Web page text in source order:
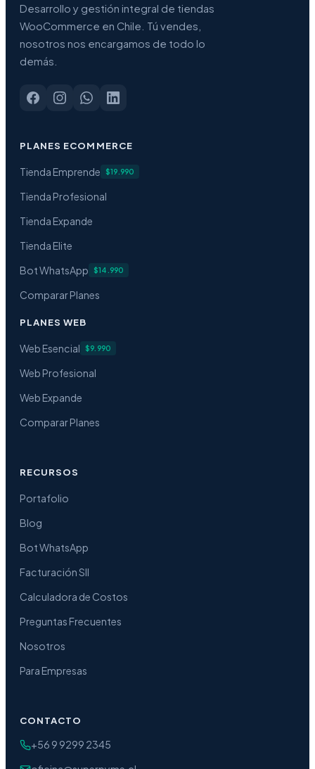
Desarrollo y gestión integral de tiendas
WooCommerce en Chile. Tú vendes,
nosotros nos encargamos de todo lo
demás.
PLANES ECOMMERCE
Tienda Emprende $19.990
Tienda Profesional
Tienda Expande
Tienda Elite
Bot WhatsApp
$14.990
Comparar Planes
PLANES WEB
Web Esencial $9.990
Web Profesional
Web Expande
Comparar Planes
RECURSOS
Portafolio
Blog
Bot WhatsApp
Facturación SII
Calculadora de Costos
Preguntas Frecuentes
Nosotros
Para Empresas
CONTACTO
+56 9 9299 2345